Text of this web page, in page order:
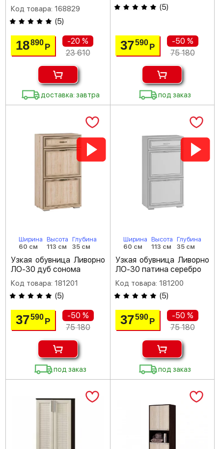
Код товара: 168829
(5)
18890Р
-20 %
23 610
доставка: завтра
(5)
37590 Р
-50 %
75 180
под заказ
Ширина
60 см
Высота
113 см
Глубина
35 см
Узкая обувница Ливорно
ЛО-30 дуб сонома
Код товара: 181201
(5)
37590Р
-50 %
75 180
под заказ
Ширина
60 см
Высота
113 см
Глубина
35 см
Узкая обувница Ливорно
ЛО-30 патина серебро
Код товара: 181200
(5)
37590 Р
-50 %
75 180
под заказ